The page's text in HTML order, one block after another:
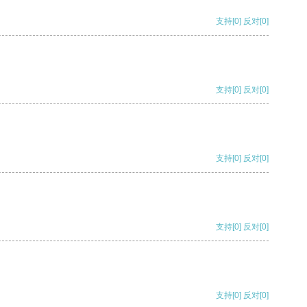
支持[0] 反对[0]
支持[0] 反对[0]
支持[0] 反对[0]
支持[0] 反对[0]
支持[0] 反对[0]